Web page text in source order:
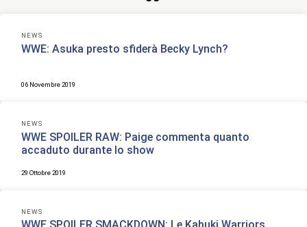
NEWS
WWE: Asuka presto sfiderà Becky Lynch?
06 Novembre 2019
NEWS
WWE SPOILER RAW: Paige commenta quanto
accaduto durante lo show
29 Ottobre 2019
NEWS